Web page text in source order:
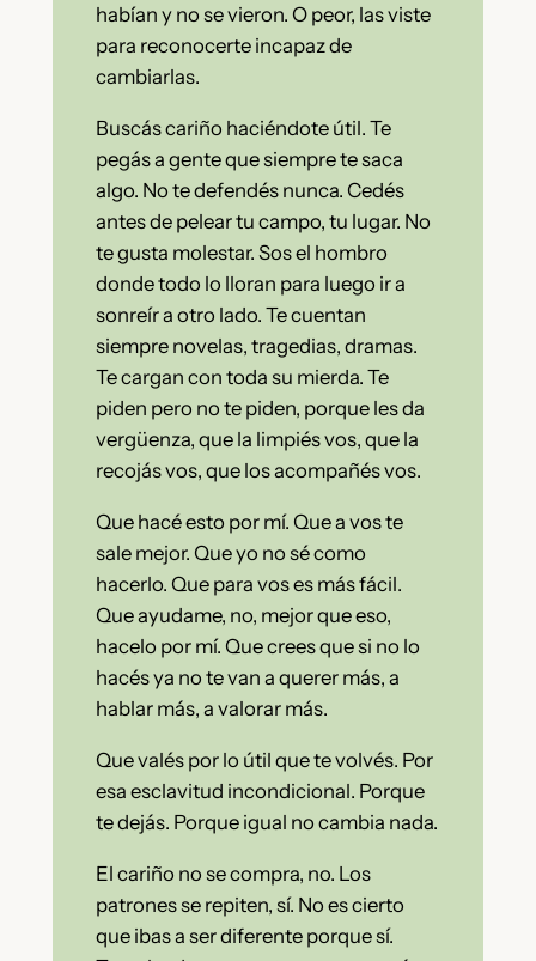
habían y no se vieron. O peor, las viste
para reconocerte incapaz de
cambiarlas.
Buscás cariño haciéndote útil. Te
pegás a gente que siempre te saca
algo. No te defendés nunca. Cedés
antes de pelear tu campo, tu lugar. No
te gusta molestar. Sos el hombro
donde todo lo lloran para luego ir a
sonreír a otro lado. Te cuentan
siempre novelas, tragedias, dramas.
Te cargan con toda su mierda. Te
piden pero no te piden, porque les da
vergüenza, que la limpiés vos, que la
recojás vos, que los acompañés vos.
Que hacé esto por mí. Que a vos te
sale mejor. Que yo no sé como
hacerlo. Que para vos es más fácil.
Que ayudame, no, mejor que eso,
hacelo por mí. Que crees que si no lo
hacés ya no te van a querer más, a
hablar más, a valorar más.
Que valés por lo útil que te volvés. Por
esa esclavitud incondicional. Porque
te dejás. Porque igual no cambia nada.
El cariño no se compra, no. Los
patrones se repiten, sí. No es cierto
que ibas a ser diferente porque sí.